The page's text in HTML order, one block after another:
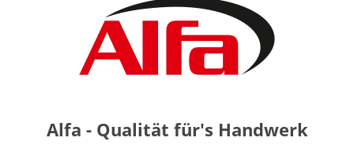
Alfa - Qualität für's Handwerk